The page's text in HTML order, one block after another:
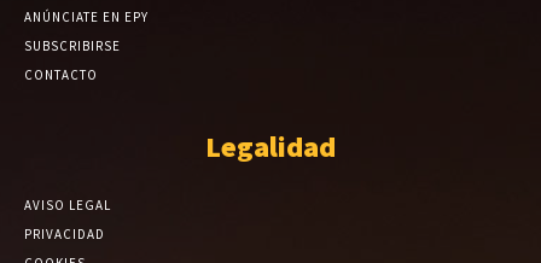
ANÚNCIATE EN EPY
SUBSCRIBIRSE
CONTACTO
Legalidad
AVISO LEGAL
PRIVACIDAD